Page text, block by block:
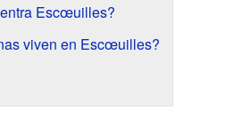
Escœuilles?
viven en Escœuilles?